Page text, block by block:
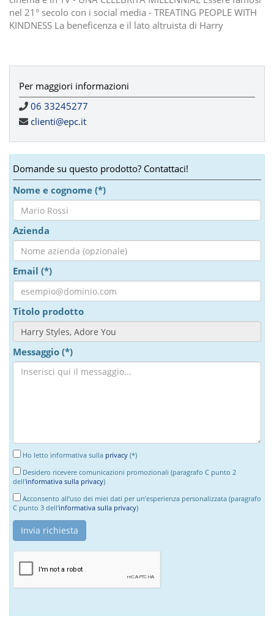
nel 21° secolo con i social media - TREATING PEOPLE WITH
KINDNESS La beneficenza e il lato altruista di Harry
Per maggiori informazioni
06 33245277
clienti@epc.it
Domande su questo prodotto? Contattaci!
Nome e cognome (*)
Azienda
Email (*)
Titolo prodotto
Messaggio (*)
Ho letto informativa sulla privacy (*)
Desidero ricevere comunicazioni promozionali (paragrafo C punto 2
dell'informativa sulla privacy)
Acconsento all’uso dei miei dati per un’esperienza personalizzata (paragrafo
C punto 3 dell'informativa sulla privacy)